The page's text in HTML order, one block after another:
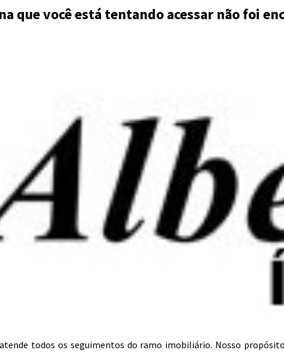
que você está tentando acessar não foi
todos os seguimentos do ramo imobiliário. Nosso